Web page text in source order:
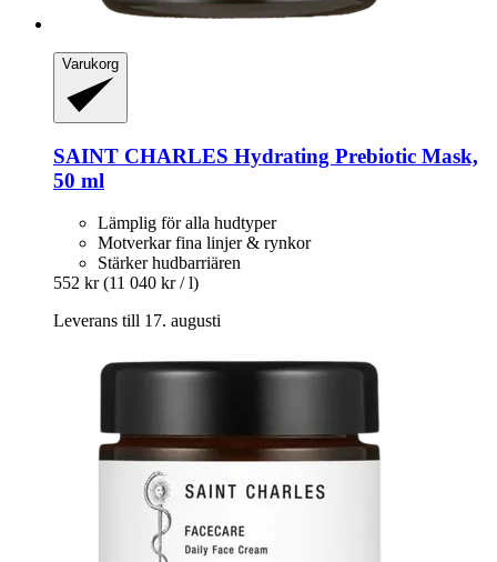
Varukorg
SAINT CHARLES Hydrating Prebiotic Mask,
50 ml
Lämplig för alla hudtyper
Motverkar fina linjer & rynkor
Stärker hudbarriären
552 kr (11 040 kr / l)
Leverans till 17. augusti